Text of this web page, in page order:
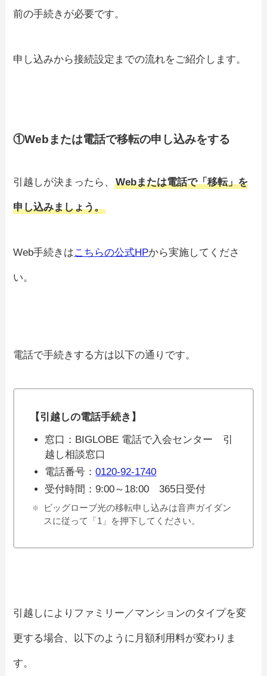
前の手続きが必要です。
申し込みから接続設定までの流れをご紹介します。
①Webまたは電話で移転の申し込みをする
引越しが決まったら、Webまたは電話で「移転」を
申し込みましょう。
Web手続きはこちらの公式HPから実施してくださ
い。
電話で手続きする方は以下の通りです。
【引越しの電話手続き】
窓口：BIGLOBE 電話で入会センター 引
越し相談窓口
電話番号：0120-92-1740
受付時間：9:00～18:00 365日受付
ビッグローブ光の移転申し込みは音声ガイダン
スに従って「1」を押下してください。
引越しによりファミリー／マンションのタイプを変
更する場合、以下のように月額利用料が変わりま
す。